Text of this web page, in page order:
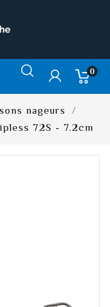
0
nageurs
72S - 7.2cm